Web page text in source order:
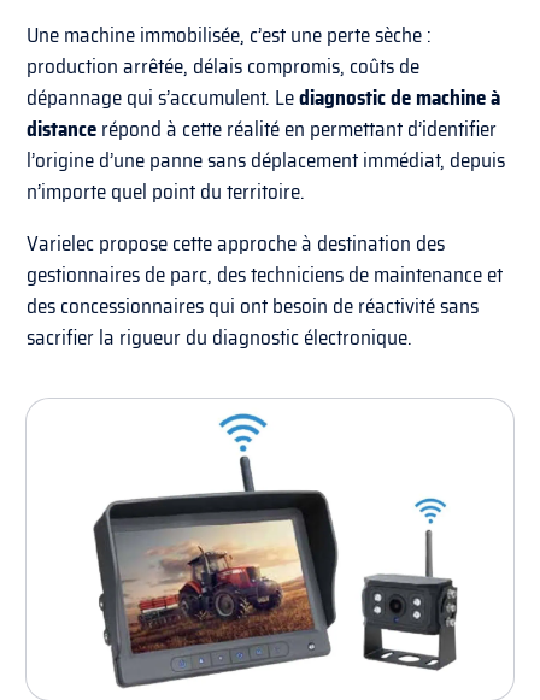
Une machine immobilisée, c’est une perte sèche :
production arrêtée, délais compromis, coûts de
dépannage qui s’accumulent. Lediagnostic de machine à
distancerépond à cette réalité en permettant d’identifier
l’origine d’une panne sans déplacement immédiat, depuis
n’importe quel point du territoire.
Varielec propose cette approche à destination des
gestionnaires de parc, des techniciens de maintenance et
des concessionnaires qui ont besoin de réactivité sans
sacrifier la rigueur du diagnostic électronique.